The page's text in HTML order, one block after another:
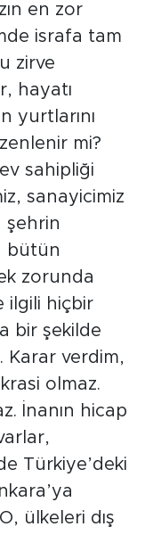
en zor
israfa tam
zirve
hayatı
yurtlarını
mi?
sahipliği
sanayicimiz
şehrin
bütün
zorunda
ilgili hiçbir
bir şekilde
Karar verdim,
olmaz.
İnanın hicap
Türkiye’deki
ülkeleri dış